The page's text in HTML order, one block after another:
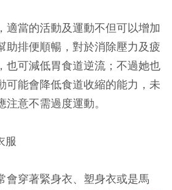
適當的活動及運動不但可以增加
助排便順暢，對於消除壓力及疲
也可減低胃食道逆流；不過她也
可能會降低食道收縮的能力，未
注意不需過度運動。
服
會穿著緊身衣、塑身衣或是馬